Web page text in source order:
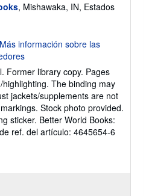
, Mishawaka, IN, Estados
del
5 Former library copy. Pages
The binding may
jackets/supplements are not
Stock photo provided.
sticker. Better World Books:
ref. del artículo: 4645654-6